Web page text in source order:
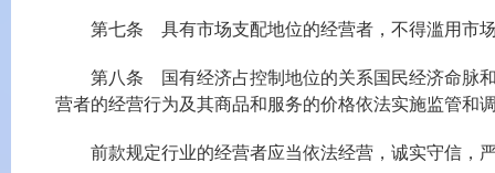
第七条 具有市场支配地位的经营者，不得滥用市场
第八条 国有经济占控制地位的关系国民经济命脉和
营者的经营行为及其商品和服务的价格依法实施监管和
前款规定行业的经营者应当依法经营，诚实守信，严